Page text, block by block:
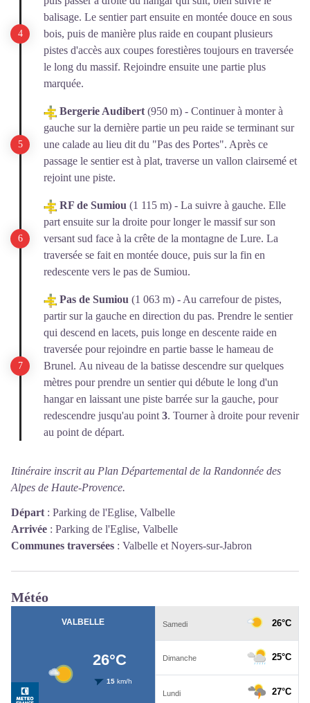
balisage. Le sentier part ensuite en montée douce en sous
bois, puis de manière plus raide en coupant plusieurs
pistes d'accès aux coupes forestières toujours en traversée
le long du massif. Rejoindre ensuite une partie plus
marquée.
Bergerie Audibert (950 m) - Continuer à monter à
gauche sur la dernière partie un peu raide se terminant sur
une calade au lieu dit du "Pas des Portes". Après ce
passage le sentier est à plat, traverse un vallon clairsemé et
rejoint une piste.
RF de Sumiou (1 115 m) - La suivre à gauche. Elle
part ensuite sur la droite pour longer le massif sur son
versant sud face à la crête de la montagne de Lure. La
traversée se fait en montée douce, puis sur la fin en
redescente vers le pas de Sumiou.
Pas de Sumiou (1 063 m) - Au carrefour de pistes,
partir sur la gauche en direction du pas. Prendre le sentier
qui descend en lacets, puis longe en descente raide en
traversée pour rejoindre en partie basse le hameau de
Brunel. Au niveau de la batisse descendre sur quelques
mètres pour prendre un sentier qui débute le long d'un
hangar en laissant une piste barrée sur la gauche, pour
redescendre jusqu'au point 3. Tourner à droite pour revenir
au point de départ.
Itinéraire inscrit au Plan Départemental de la Randonnée des
Alpes de Haute-Provence.
Départ : Parking de l'Eglise, Valbelle
Arrivée : Parking de l'Eglise, Valbelle
Communes traversées : Valbelle et Noyers-sur-Jabron
Météo